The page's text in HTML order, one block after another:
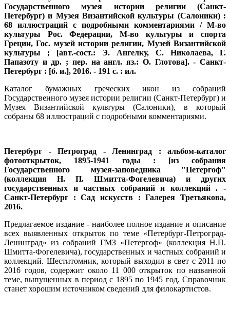
Государственного музея истории религии (Санкт-
Петербург) и Музея Византийской культуры (Салоники) :
68 иллюстраций с подробными комментариями / М-во
культуры Рос. Федерации, М-во культуры и спорта
Греции, Гос. музей истории религии, Музей Византийской
культуры ; [авт.-сост.: Э. Ангелку, С. Николаева, Г.
Папазоту и др. ; пер. на англ. яз.: О. Глотова]. - Санкт-
Петербург : [б. и.], 2016. - 191 с. : ил.
Каталог бумажных греческих икон из собраний
Государственного музея истории религии (Санкт-Петербург) и
Музея Византийской культуры (Салоники), в который
собраны 68 иллюстраций с подробными комментариями.
Петербург - Петроград - Ленинград : альбом-каталог
фотооткрыток, 1895-1941 годы : [из собрания
Государственного музея-заповедника "Петергоф"
(коллекция Н. П. Шмитта-Фогелевича) и других
государственных и частных собраний и коллекций . -
Санкт-Петербург : Сад искусств : Галерея Третьякова,
2016.
Предлагаемое издание - наиболее полное издание и описание
всех выявленных открыток по теме «Петербург-Петроград-
Ленинград» из собраний ГМЗ «Петергоф» (коллекция Н.П.
Шмитта-Фогелевича), государственных и частных собраний и
коллекций. Шеститомник, который выходил в свет с 2011 по
2016 годов, содержит около 11 000 открыток по названной
теме, выпущенных в период с 1895 по 1945 год. Справочник
станет хорошим источником сведений для филокартистов.